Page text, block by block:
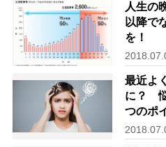
人生の
以降で
を！
最近よ
に？
つのポ